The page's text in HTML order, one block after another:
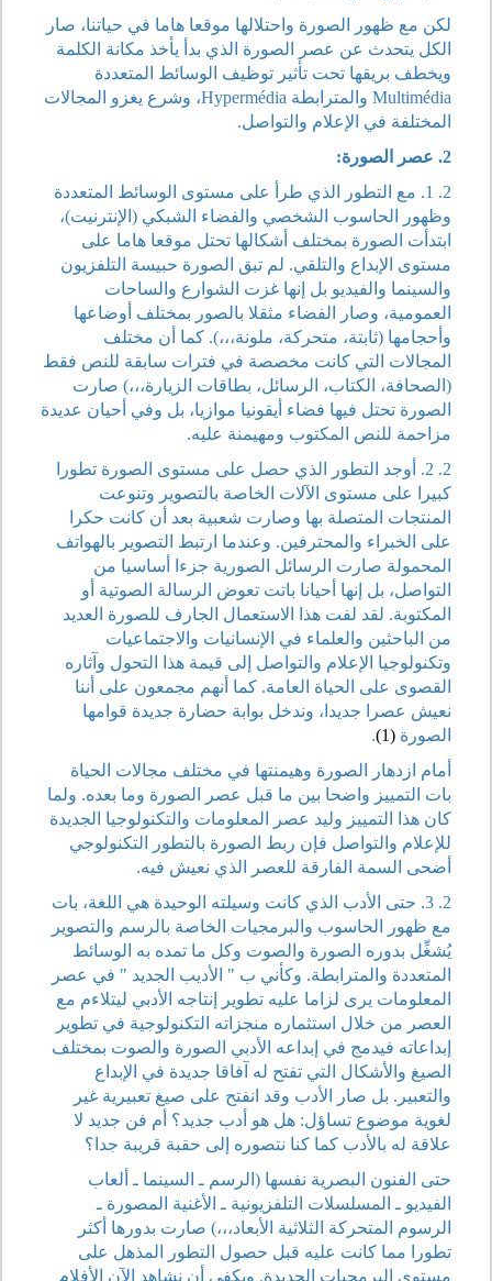
لكن مع ظهور الصورة واحتلالها موقعا هاما في حياتنا، صار
الكل يتحدث عن عصر الصورة الذي بدأ يأخذ مكانة الكلمة
ويخطف بريقها تحت تأثير توظيف الوسائط المتعددة
Multimédia والمترابطة Hypermédia، وشرع يغزو المجالات
المختلفة في الإعلام والتواصل.
2. عصر الصورة:
2. 1. مع التطور الذي طرأ على مستوى الوسائط المتعددة
وظهور الحاسوب الشخصي والفضاء الشبكي (الإنترنيت)،
ابتدأت الصورة بمختلف أشكالها تحتل موقعا هاما على
مستوى الإبداع والتلقي. لم تبق الصورة حبيسة التلفزيون
والسينما والفيديو بل إنها غزت الشوارع والساحات
العمومية، وصار الفضاء مثقلا بالصور بمختلف أوضاعها
وأحجامها (ثابتة، متحركة، ملونة،،،). كما أن مختلف
المجالات التي كانت مخصصة في فترات سابقة للنص فقط
(الصحافة، الكتاب، الرسائل، بطاقات الزيارة،،،) صارت
الصورة تحتل فيها فضاء أيقونيا موازيا، بل وفي أحيان عديدة
مزاحمة للنص المكتوب ومهيمنة عليه.
2. 2. أوجد التطور الذي حصل على مستوى الصورة تطورا
كبيرا على مستوى الآلات الخاصة بالتصوير وتنوعت
المنتجات المتصلة بها وصارت شعبية بعد أن كانت حكرا
على الخبراء والمحترفين. وعندما ارتبط التصوير بالهواتف
المحمولة صارت الرسائل الصورية جزءا أساسيا من
التواصل، بل إنها أحيانا باتت تعوض الرسالة الصوتية أو
المكتوبة. لقد لفت هذا الاستعمال الجارف للصورة العديد
من الباحثين والعلماء في الإنسانيات والاجتماعيات
وتكنولوجيا الإعلام والتواصل إلى قيمة هذا التحول وآثاره
القصوى على الحياة العامة. كما أنهم مجمعون على أننا
نعيش عصرا جديدا، وندخل بوابة حضارة جديدة قوامها
الصورة (1)
.
أمام ازدهار الصورة وهيمنتها في مختلف مجالات الحياة
بات التمييز واضحا بين ما قبل عصر الصورة وما بعده. ولما
كان هذا التمييز وليد عصر المعلومات والتكنولوجيا الجديدة
للإعلام والتواصل فإن ربط الصورة بالتطور التكنولوجي
أضحى السمة الفارقة للعصر الذي نعيش فيه.
2. 3. حتى الأدب الذي كانت وسيلته الوحيدة هي اللغة، بات
مع ظهور الحاسوب والبرمجيات الخاصة بالرسم والتصوير
يُشغِّل بدوره الصورة والصوت وكل ما تمده به الوسائط
المتعددة والمترابطة. وكأني ب " الأديب الجديد " في عصر
المعلومات يرى لزاما عليه تطوير إنتاجه الأدبي ليتلاءم مع
العصر من خلال استثماره منجزاته التكنولوجية في تطوير
إبداعاته فيدمج في إبداعه الأدبي الصورة والصوت بمختلف
الصيغ والأشكال التي تفتح له آفاقا جديدة في الإبداع
والتعبير. بل صار الأدب وقد انفتح على صيغ تعبيرية غير
لغوية موضوع تساؤل: هل هو أدب جديد؟ أم فن جديد لا
علاقة له بالأدب كما كنا نتصوره إلى حقبة قريبة جدا؟
حتى الفنون البصرية نفسها (الرسم ـ السينما ـ ألعاب
الفيديو ـ المسلسلات التلفزيونية ـ الأغنية المصورة ـ
الرسوم المتحركة الثلاثية الأبعاد،،،) صارت بدورها أكثر
تطورا مما كانت عليه قبل حصول التطور المذهل على
مستوى البرمجيات الجديدة. ويكفي أن نشاهد الآن الأفلام